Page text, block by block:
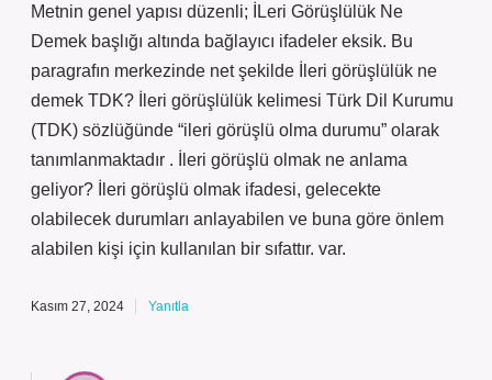
Metnin genel yapısı düzenli; İLeri Görüşlülük Ne
Demek başlığı altında bağlayıcı ifadeler eksik. Bu
paragrafın merkezinde net şekilde İleri görüşlülük ne
demek TDK? İleri görüşlülük kelimesi Türk Dil Kurumu
(TDK) sözlüğünde “ileri görüşlü olma durumu” olarak
tanımlanmaktadır . İleri görüşlü olmak ne anlama
geliyor? İleri görüşlü olmak ifadesi, gelecekte
olabilecek durumları anlayabilen ve buna göre önlem
alabilen kişi için kullanılan bir sıfattır. var.
Kasım 27, 2024 Yanıtla